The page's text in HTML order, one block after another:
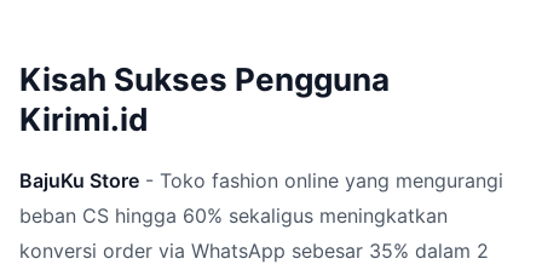
Kisah Sukses Pengguna
Kirimi.id
BajuKu Store - Toko fashion online yang mengurangi
beban CS hingga 60% sekaligus meningkatkan
konversi order via WhatsApp sebesar 35% dalam 2